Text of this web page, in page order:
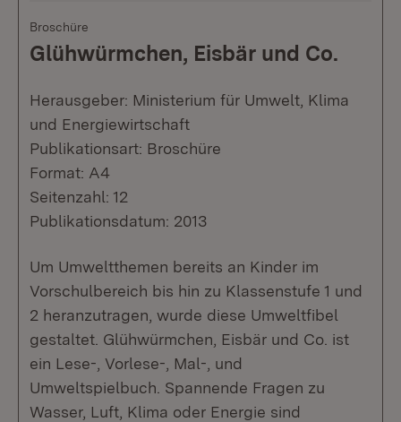
Broschüre
Glühwürmchen, Eisbär und Co.
Herausgeber: Ministerium für Umwelt, Klima
und Energiewirtschaft
Publikationsart: Broschüre
Format: A4
Seitenzahl: 12
Publikationsdatum: 2013
Um Umweltthemen bereits an Kinder im
Vorschulbereich bis hin zu Klassenstufe 1 und
2 heranzutragen, wurde diese Umweltfibel
gestaltet. Glühwürmchen, Eisbär und Co. ist
ein Lese-, Vorlese-, Mal-, und
Umweltspielbuch. Spannende Fragen zu
Wasser, Luft, Klima oder Energie sind